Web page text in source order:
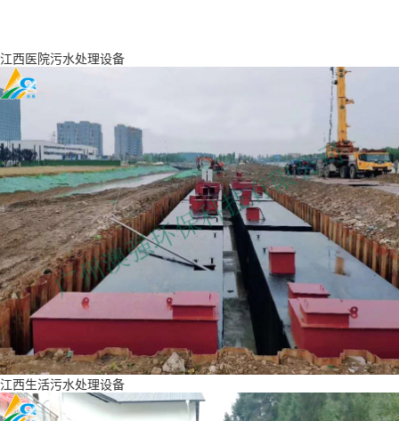
江西医院污水处理设备
江西生活污水处理设备